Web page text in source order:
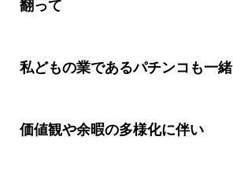
翻って
私どもの業であるパチンコも一緒
価値観や余暇の多様化に伴い